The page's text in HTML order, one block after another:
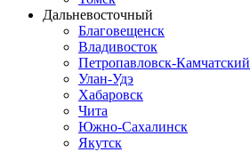
Дальневосточный
Благовещенск
Владивосток
Петропавловск-Камчатский
Улан-Удэ
Хабаровск
Чита
Южно-Сахалинск
Якутск